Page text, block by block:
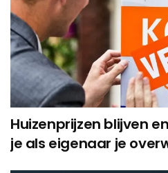
Huizenprijzen blijven
je als eigenaar je